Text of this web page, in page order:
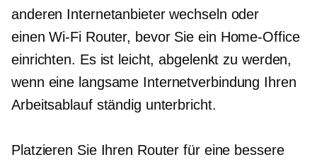
anderen Internetanbieter wechseln oder
einenWi-FiRouter, bevor Sie ein Home-Office
einrichten. Es ist leicht, abgelenkt zu werden,
wenn eine langsame Internetverbindung Ihren
Arbeitsablauf ständig unterbricht.
Platzieren Sie Ihren Router für eine bessere